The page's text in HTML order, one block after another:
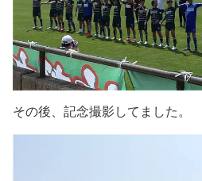
その後、記念撮影してました。